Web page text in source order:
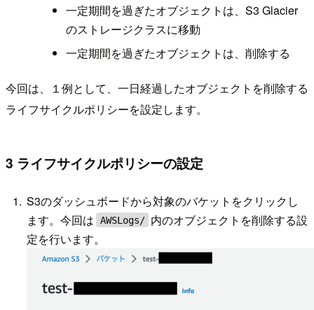
一定期間を過ぎたオブジェクトは、S3 Glacier
のストレージクラスに移動
一定期間を過ぎたオブジェクトは、削除する
今回は、１例として、一日経過したオブジェクトを削除する
ライフサイクルポリシーを設定します。
3 ライフサイクルポリシーの設定
S3のダッシュボードから対象のバケットをクリックし
ます。今回は
AWSLogs/ 内のオブジェクトを削除する設
定を行います。